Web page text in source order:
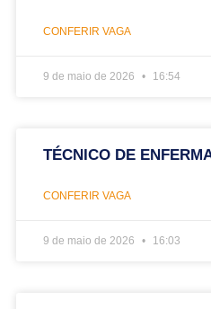
CONFERIR VAGA
9 de maio de 2026 16:54
TÉCNICO DE
CONFERIR VAGA
9 de maio de 2026 16:03